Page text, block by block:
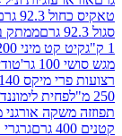
חטיף טאקיס
ממתק בקבוקי שעווה 39
200 גרם
איטריות
טודיי חטיף חלבון
140 גרם
פחית
לימוננדה משקה אורגני
מוגז תפוזי דם
גרגרי טפיוקה גדולים